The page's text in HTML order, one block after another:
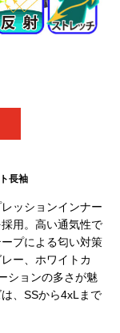
長袖
ッションインナー
用。高い通気性で
プによる匂い対策
ー、ホワイトカ
ションの多さが魅
、SSから4xLまで